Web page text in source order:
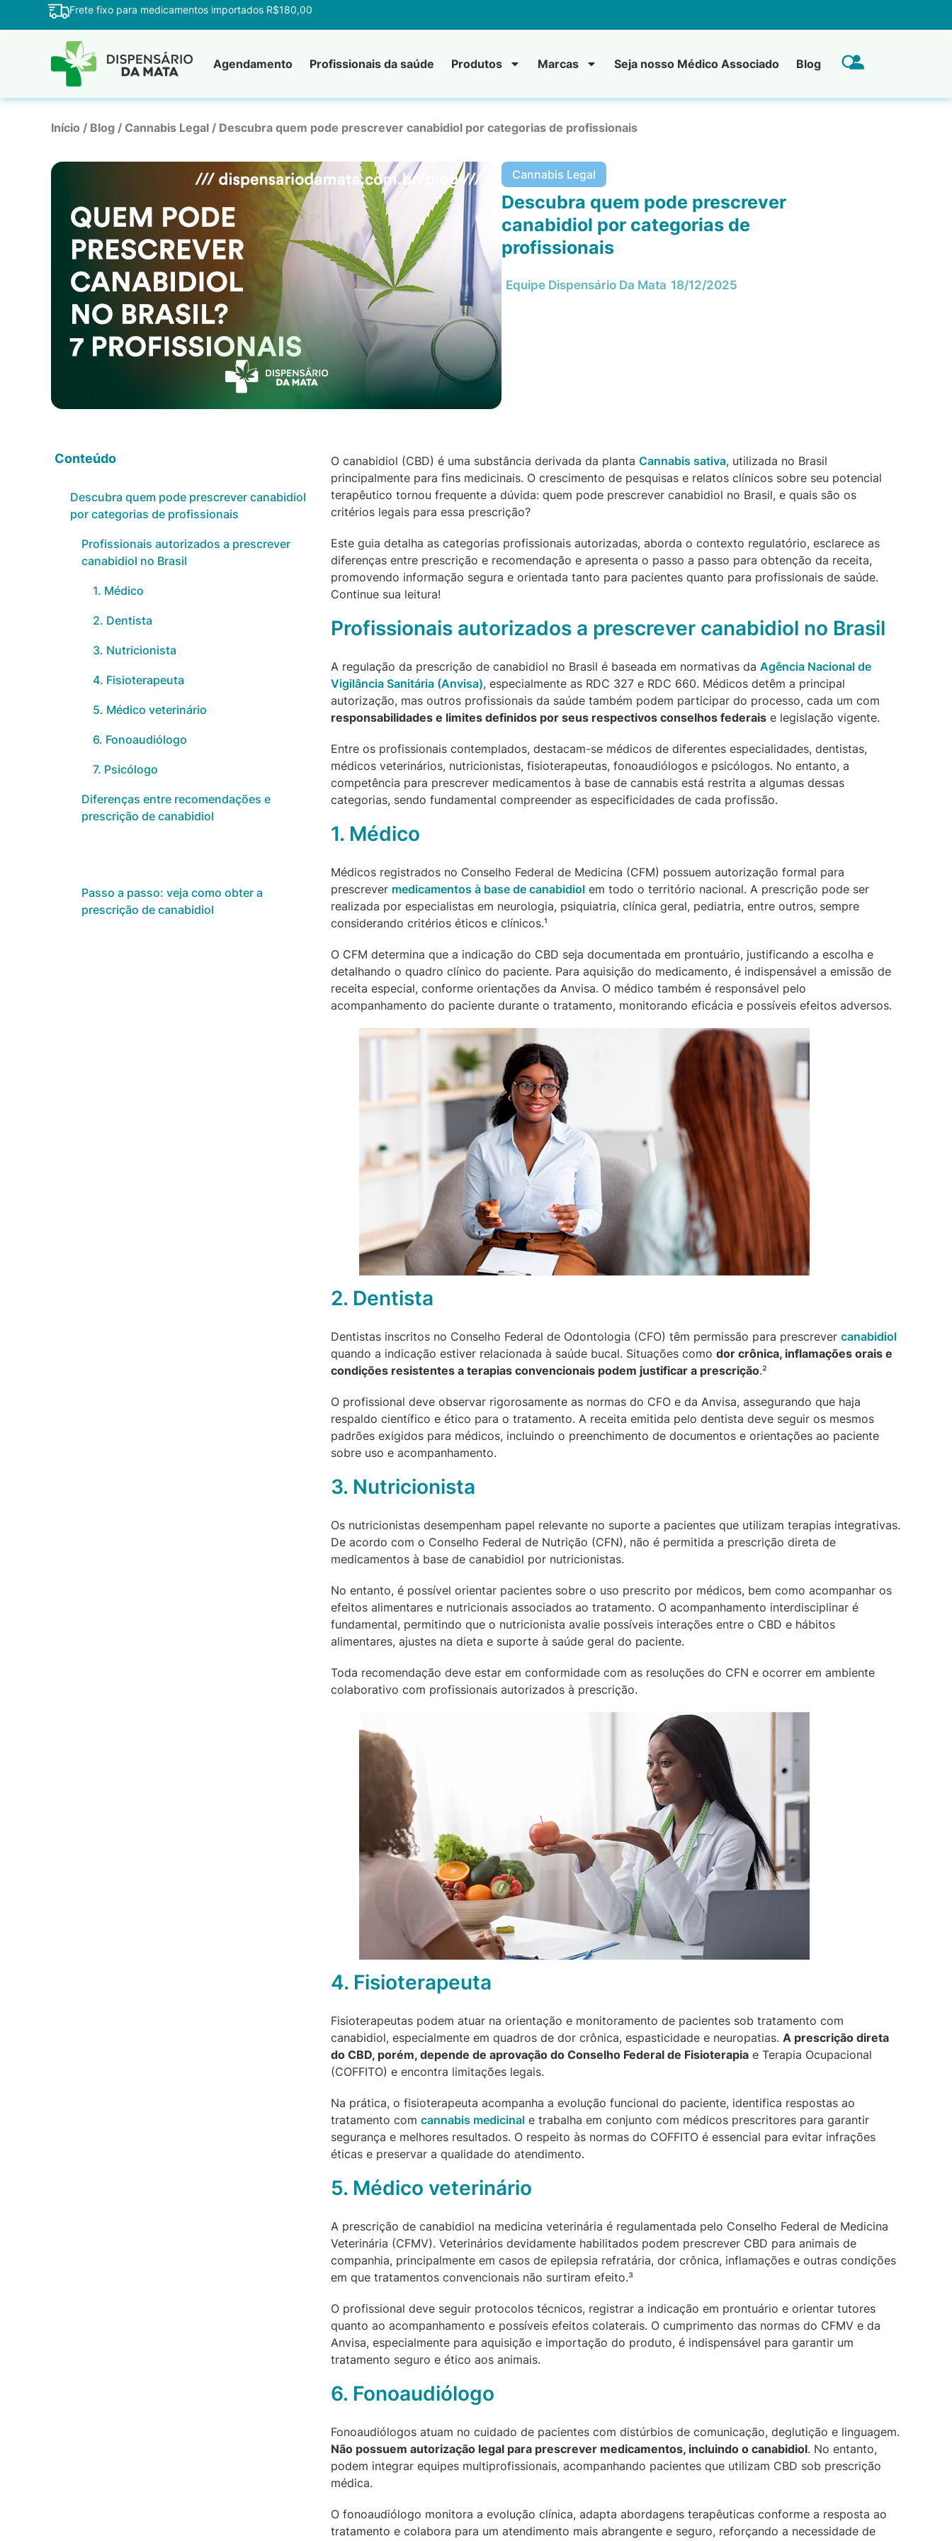
Frete fixo para medicamentos importados R$180,00
Agendamento Profissionais da saúde Produtos Marcas Seja nosso Médico Associado Blog
Início / Blog / Cannabis Legal / Descubra quem pode prescrever canabidiol por categorias de profissionais
Cannabis Legal
Descubra quem pode prescrever
canabidiol por categorias de
profissionais
Equipe Dispensário Da Mata 18/12/2025
Conteúdo
Descubra quem pode prescrever canabidiol
por categorias de profissionais
Profissionais autorizados a prescrever
canabidiol no Brasil
1. Médico
2. Dentista
3. Nutricionista
4. Fisioterapeuta
5. Médico veterinário
6. Fonoaudiólogo
7. Psicólogo
Diferenças entre recomendações e
prescrição de canabidiol
Passo a passo: veja como obter a
prescrição de canabidiol
O canabidiol (CBD) é uma substância derivada da planta Cannabis sativa, utilizada no Brasil
principalmente para fins medicinais. O crescimento de pesquisas e relatos clínicos sobre seu potencial
terapêutico tornou frequente a dúvida: quem pode prescrever canabidiol no Brasil, e quais são os
critérios legais para essa prescrição?
Este guia detalha as categorias profissionais autorizadas, aborda o contexto regulatório, esclarece as
diferenças entre prescrição e recomendação e apresenta o passo a passo para obtenção da receita,
promovendo informação segura e orientada tanto para pacientes quanto para profissionais de saúde.
Continue sua leitura!
Profissionais autorizados a prescrever canabidiol no Brasil
A regulação da prescrição de canabidiol no Brasil é baseada em normativas da Agência Nacional de
Vigilância Sanitária (Anvisa), especialmente as RDC 327 e RDC 660. Médicos detêm a principal
autorização, mas outros profissionais da saúde também podem participar do processo, cada um com
responsabilidades e limites definidos por seus respectivos conselhos federaise legislação vigente.
Entre os profissionais contemplados, destacam-se médicos de diferentes especialidades, dentistas,
médicos veterinários, nutricionistas, fisioterapeutas, fonoaudiólogos e psicólogos. No entanto, a
competência para prescrever medicamentos à base de cannabis está restrita a algumas dessas
categorias, sendo fundamental compreender as especificidades de cada profissão.
1. Médico
Médicos registrados no Conselho Federal de Medicina (CFM) possuem autorização formal para
prescrever medicamentos à base de canabidiolem todo o território nacional. A prescrição pode ser
realizada por especialistas em neurologia, psiquiatria, clínica geral, pediatria, entre outros, sempre
considerando critérios éticos e clínicos.¹
O CFM determina que a indicação do CBD seja documentada em prontuário, justificando a escolha e
detalhando o quadro clínico do paciente. Para aquisição do medicamento, é indispensável a emissão de
receita especial, conforme orientações da Anvisa. O médico também é responsável pelo
acompanhamento do paciente durante o tratamento, monitorando eficácia e possíveis efeitos adversos.
2. Dentista
Dentistas inscritos no Conselho Federal de Odontologia (CFO) têm permissão para prescrever canabidiol
quando a indicação estiver relacionada à saúde bucal. Situações como dor crônica, inflamações orais e
condições resistentes a terapias convencionais podem justificar a prescrição.²
O profissional deve observar rigorosamente as normas do CFO e da Anvisa, assegurando que haja
respaldo científico e ético para o tratamento. A receita emitida pelo dentista deve seguir os mesmos
padrões exigidos para médicos, incluindo o preenchimento de documentos e orientações ao paciente
sobre uso e acompanhamento.
3. Nutricionista
Os nutricionistas desempenham papel relevante no suporte a pacientes que utilizam terapias integrativas.
De acordo com o Conselho Federal de Nutrição (CFN), não é permitida a prescrição direta de
medicamentos à base de canabidiol por nutricionistas.
No entanto, é possível orientar pacientes sobre o uso prescrito por médicos, bem como acompanhar os
efeitos alimentares e nutricionais associados ao tratamento. O acompanhamento interdisciplinar é
fundamental, permitindo que o nutricionista avalie possíveis interações entre o CBD e hábitos
alimentares, ajustes na dieta e suporte à saúde geral do paciente.
Toda recomendação deve estar em conformidade com as resoluções do CFN e ocorrer em ambiente
colaborativo com profissionais autorizados à prescrição.
4. Fisioterapeuta
Fisioterapeutas podem atuar na orientação e monitoramento de pacientes sob tratamento com
canabidiol, especialmente em quadros de dor crônica, espasticidade e neuropatias. A prescrição direta
do CBD, porém, depende de aprovação do Conselho Federal de Fisioterapiae Terapia Ocupacional
(COFFITO) e encontra limitações legais.
Na prática, o fisioterapeuta acompanha a evolução funcional do paciente, identifica respostas ao
tratamento com cannabis medicinale trabalha em conjunto com médicos prescritores para garantir
segurança e melhores resultados. O respeito às normas do COFFITO é essencial para evitar infrações
éticas e preservar a qualidade do atendimento.
5. Médico veterinário
A prescrição de canabidiol na medicina veterinária é regulamentada pelo Conselho Federal de Medicina
Veterinária (CFMV). Veterinários devidamente habilitados podem prescrever CBD para animais de
companhia, principalmente em casos de epilepsia refratária, dor crônica, inflamações e outras condições
em que tratamentos convencionais não surtiram efeito.³
O profissional deve seguir protocolos técnicos, registrar a indicação em prontuário e orientar tutores
quanto ao acompanhamento e possíveis efeitos colaterais. O cumprimento das normas do CFMV e da
Anvisa, especialmente para aquisição e importação do produto, é indispensável para garantir um
tratamento seguro e ético aos animais.
6. Fonoaudiólogo
Fonoaudiólogos atuam no cuidado de pacientes com distúrbios de comunicação, deglutição e linguagem.
Não possuem autorização legal para prescrever medicamentos, incluindo o canabidiol. No entanto,
podem integrar equipes multiprofissionais, acompanhando pacientes que utilizam CBD sob prescrição
médica.
O fonoaudiólogo monitora a evolução clínica, adapta abordagens terapêuticas conforme a resposta ao
tratamento e colabora para um atendimento mais abrangente e seguro, reforçando a necessidade de